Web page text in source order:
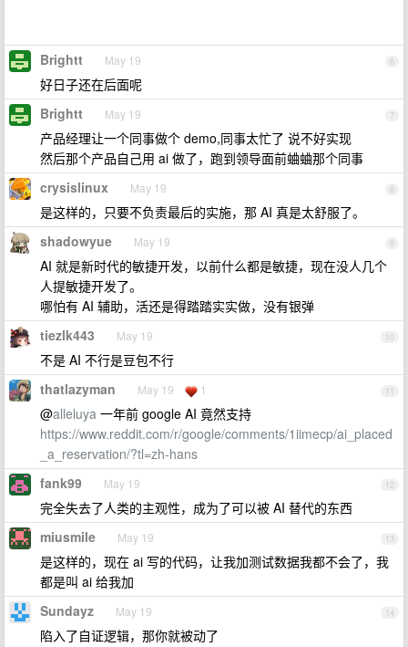
6
Brightt May 19
好日子还在后面呢
7
Brightt May 19
产品经理让一个同事做个 demo,同事太忙了 说不好实现
然后那个产品自己用 ai 做了，跑到领导面前蛐蛐那个同事
8
crysislinux May 19
是这样的，只要不负责最后的实施，那 AI 真是太舒服了。
9
shadowyue May 19
AI 就是新时代的敏捷开发，以前什么都是敏捷，现在没人几个
人提敏捷开发了。
哪怕有 AI 辅助，活还是得踏踏实实做，没有银弹
10
tiezlk443 May 19
不是 AI 不行是豆包不行
11
thatlazyman May 19 1
@alleluya 一年前 google AI 竟然支持
https://www.reddit.com/r/google/comments/1iimecp/ai_placed
_a_reservation/?tl=zh-hans
12
fank99 May 19
完全失去了人类的主观性，成为了可以被 AI 替代的东西
13
miusmile May 19
是这样的，现在 ai 写的代码，让我加测试数据我都不会了，我
都是叫 ai 给我加
14
Sundayz May 19
陷入了自证逻辑，那你就被动了